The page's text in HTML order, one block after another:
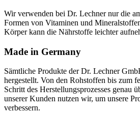
Wir verwenden bei Dr. Lechner nur die
Formen von Vitaminen und
Körper kann die Nährstoffe leichter
Made in Germany
Sämtliche Produkte der Dr. Lechner
hergestellt. Von den Rohstoffen bis zum
Schritt des Herstellungsprozesses genau
unserer Kunden nutzen wir, um unsere
verbessern.